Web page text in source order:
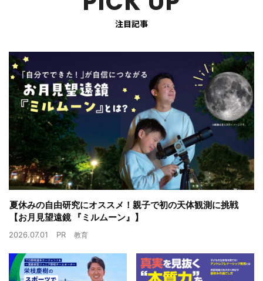
注目記事
夏休みの自由研究にオススメ！親子で初の天体観測に挑戦
【お月見望遠鏡 『ミルムーン』】
2026.07.01 PR 教育